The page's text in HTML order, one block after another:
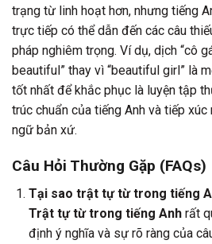
trạng từ linh hoạt hơn, nhưng tiếng
trực tiếp có thể dẫn đến các câu
pháp nghiêm trọng. Ví dụ, dịch “cô
beautiful” thay vì “beautiful girl” là
tốt nhất để khắc phục là luyện tập
trúc chuẩn của tiếng Anh và tiếp xúc
ngữ bản xứ.
Câu Hỏi Thường Gặp (FAQs)
Tại sao trật tự từ trong tiếng
Trật tự từ trong tiếng Anhrất
định ý nghĩa và sự rõ ràng của